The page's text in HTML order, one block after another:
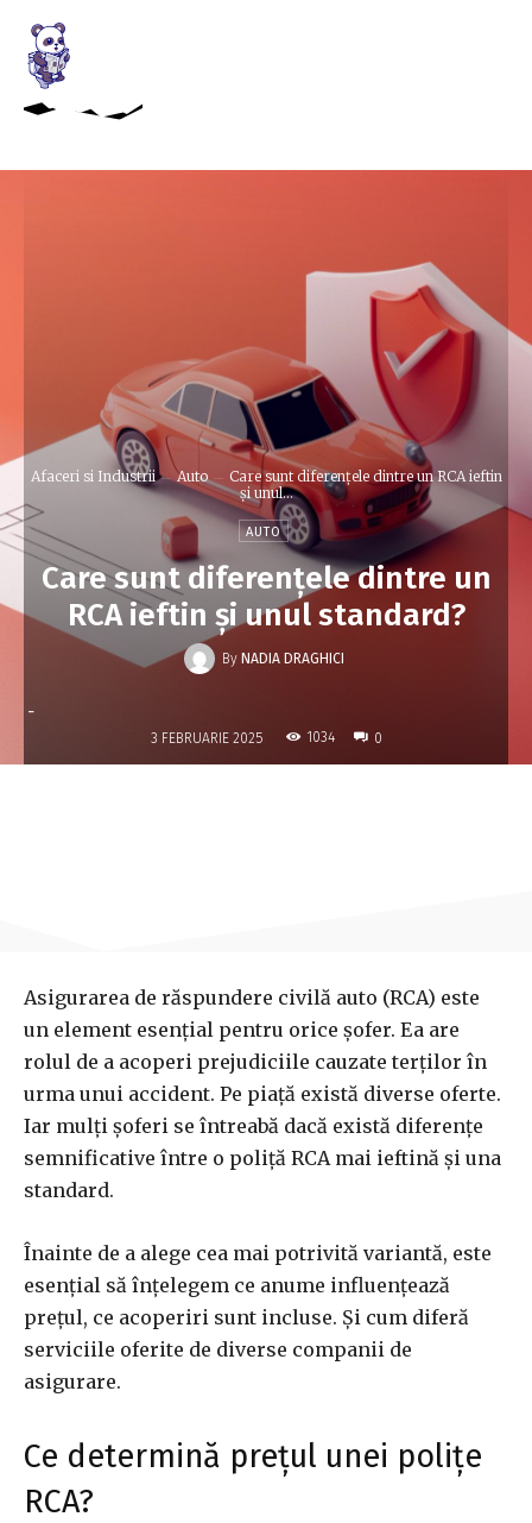
Afaceri si Industrii Auto
Care sunt diferențele dintre un RCA ieftin
și unul...
AUTO
Care sunt diferențele dintre un
RCA ieftin și unul standard?
By NADIA DRAGHICI
-
3 FEBRUARIE 2025 1034 0
Asigurarea de răspundere civilă auto (RCA) este
un element esențial pentru orice șofer. Ea are
rolul de a acoperi prejudiciile cauzate terților în
urma unui accident. Pe piață există diverse oferte.
Iar mulți șoferi se întreabă dacă există diferențe
semnificative între o poliță RCA mai ieftină și una
standard.
Înainte de a alege cea mai potrivită variantă, este
esențial să înțelegem ce anume influențează
prețul, ce acoperiri sunt incluse. Și cum diferă
serviciile oferite de diverse companii de
asigurare.
Ce determină prețul unei polițe
RCA?